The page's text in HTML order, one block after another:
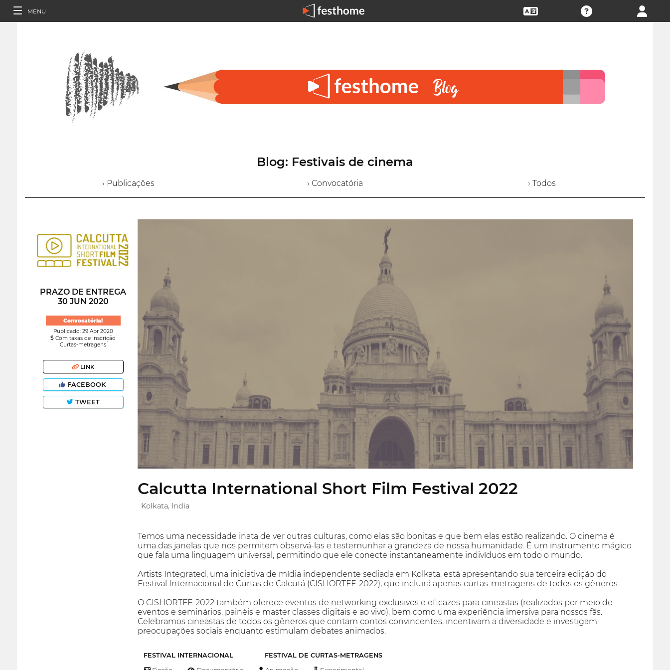
MENU
Blog: Festivais de cinema
› Publicações › Convocatória › Todos
PRAZO DE ENTREGA
30 JUN 2020
Convocatória!
Publicado: 29 Apr 2020
Com taxas de inscrição
Curtas-metragens
LINK
FACEBOOK
TWEET
Calcutta International Short Film Festival 2022
Kolkata, India
Temos uma necessidade inata de ver outras culturas, como elas são bonitas e que bem elas estão realizando. O cinema é
uma das janelas que nos permitem observá-las e testemunhar a grandeza de nossa humanidade. É um instrumento mágico
que fala uma linguagem universal, permitindo que ele conecte instantaneamente indivíduos em todo o mundo.
Artists Integrated, uma iniciativa de mídia independente sediada em Kolkata, está apresentando sua terceira edição do
Festival Internacional de Curtas de Calcutá (CISHORTFF-2022), que incluirá apenas curtas-metragens de todos os gêneros.
O CISHORTFF-2022 também oferece eventos de networking exclusivos e eficazes para cineastas (realizados por meio de
eventos e seminários, painéis e master classes digitais e ao vivo), bem como uma experiência imersiva para nossos fãs.
Celebramos cineastas de todos os gêneros que contam contos convincentes, incentivam a diversidade e investigam
preocupações sociais enquanto estimulam debates animados.
FESTIVAL INTERNACIONAL FESTIVAL DE CURTAS-METRAGENS